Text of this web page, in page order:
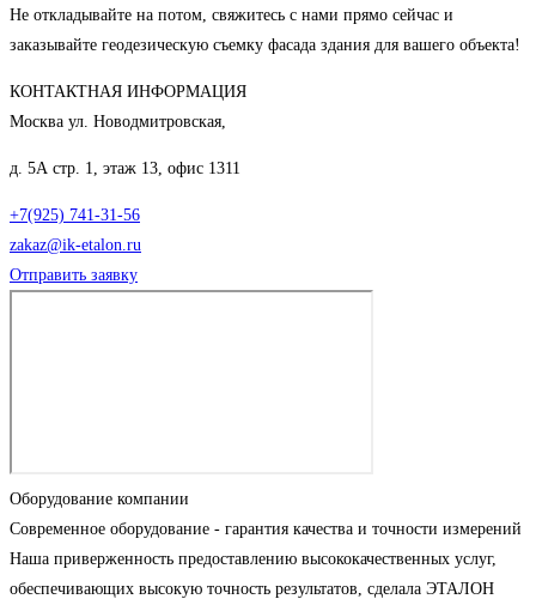
Не откладывайте на потом, свяжитесь с нами прямо сейчас и
заказывайте геодезическую съемку фасада здания для вашего объекта!
КОНТАКТНАЯ ИНФОРМАЦИЯ
Москва ул. Новодмитровская,
д. 5А стр. 1, этаж 13, офис 1311
+7(925) 741-31-56
zakaz@ik-etalon.ru
Отправить заявку
Оборудование компании
Современное оборудование - гарантия качества и точности измерений
Наша приверженность предоставлению высококачественных услуг,
обеспечивающих высокую точность результатов, сделала ЭТАЛОН